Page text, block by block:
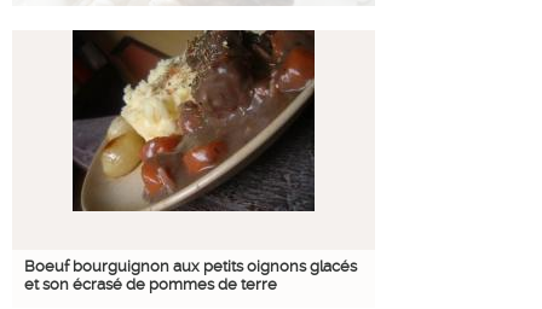
Boeuf bourguignon aux petits oignons glacés
et son écrasé de pommes de terre